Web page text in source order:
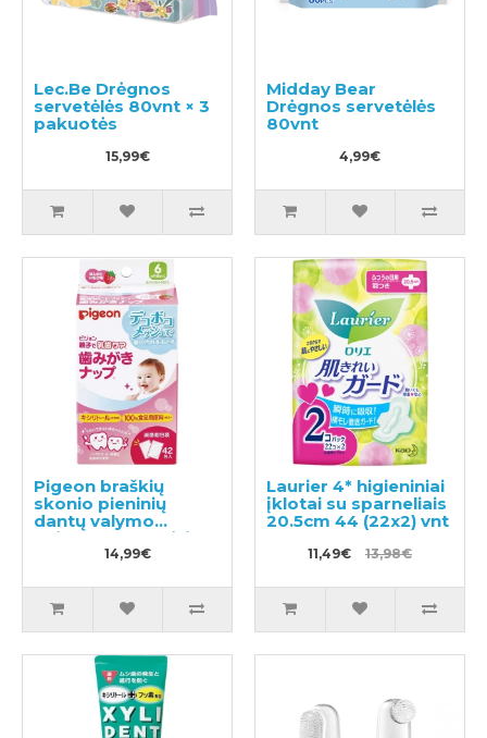
Lec.Be Drėgnos
servetėlės 80vnt × 3
pakuotės
15,99€
Midday Bear
Drėgnos servetėlės
80vnt
4,99€
Pigeon braškių
skonio pieninių
dantų valymo
drėgnos servetėlės
14,99€
Laurier 4* higieniniai
įklotai su sparneliais
20.5cm 44 (22x2) vnt
11,49€ 13,98€